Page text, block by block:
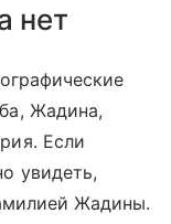
нет
Жадина,
Если
увидеть,
Жадины.